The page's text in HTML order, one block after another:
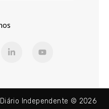
Independente © 2026